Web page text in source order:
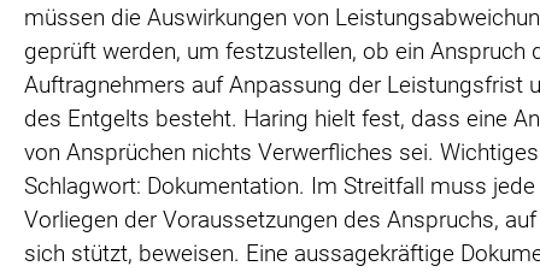
müssen die Auswirkungen von
geprüft werden, um festzustellen, ob ein Anspruch
Auftragnehmers auf Anpassung der Leistungsfrist
des Entgelts besteht. Haring hielt fest, dass eine
von Ansprüchen nichts Verwerfliches sei. Wichtiges
Schlagwort: Dokumentation. Im Streitfall muss
Vorliegen der Voraussetzungen des Anspruchs,
sich stützt, beweisen. Eine aussagekräftige